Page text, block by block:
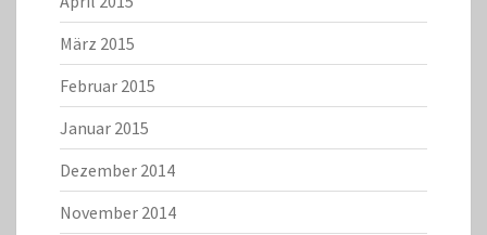
März 2015
Februar 2015
Januar 2015
Dezember 2014
November 2014